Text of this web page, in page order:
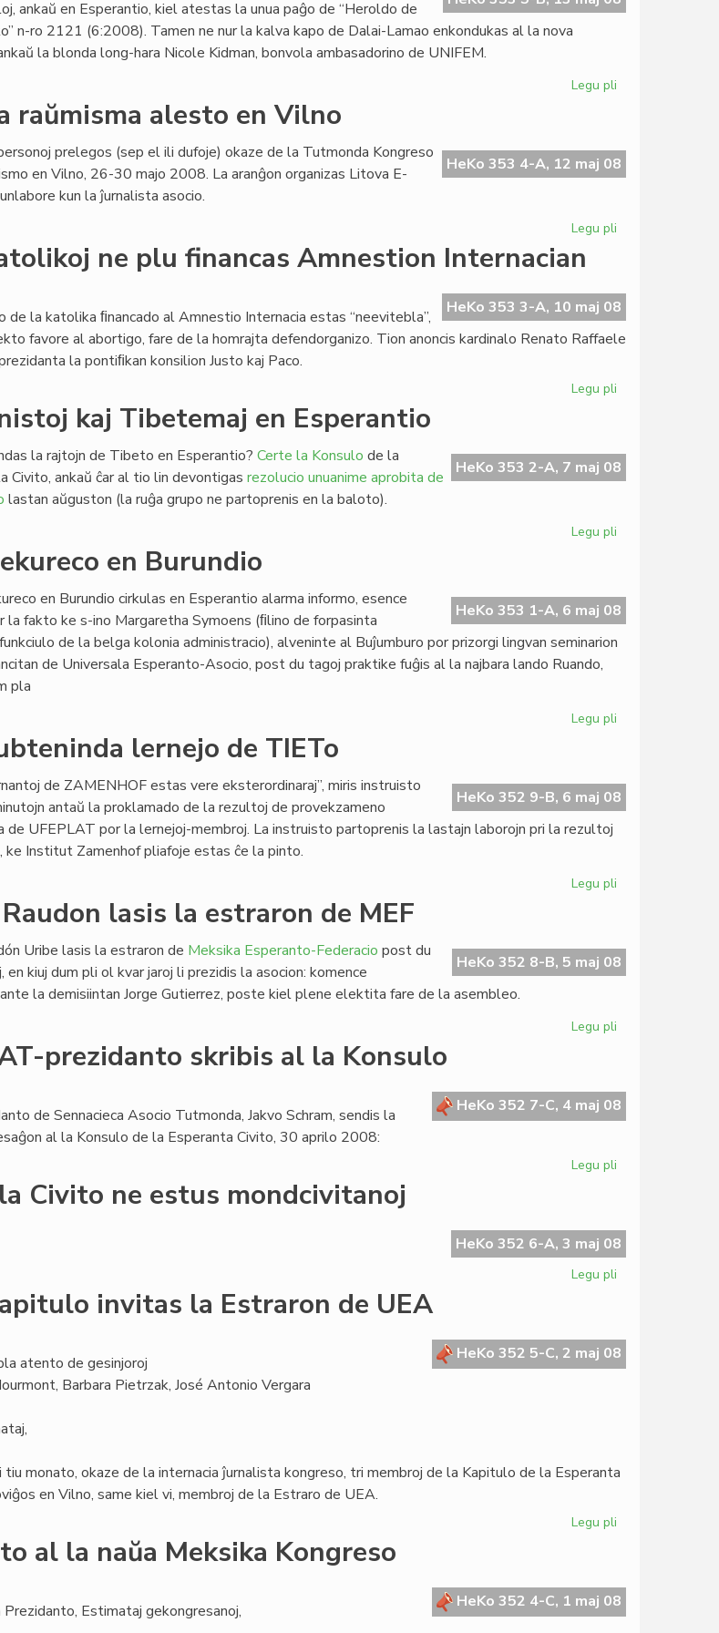
ankaŭ en Esperantio, kiel atestas la unua paĝo de “Heroldo de
n-ro 2121 (6:2008). Tamen ne nur la kalva kapo de Dalai-Lamao enkondukas al la nova
la blonda long-hara Nicole Kidman, bonvola ambasadorino de UNIFEM.
Legu pli
2008
de
raŭmisma alesto en Vilno
HeKo 353 4-A, 12 maj 08
prelegos (sep el ili dufoje) okaze de la Tutmonda Kongreso
en Vilno, 26-30 majo 2008. La aranĝon organizas Litova E-
kun la ĵurnalista asocio.
Legu pli
en
Vilno
ne plu financas Amnestion Internacian
HeKo 353 3-A, 10 maj 08
de la katolika ﬁnancado al Amnestio Internacia estas “neevitebla”,
favore al abortigo, fare de la homrajta defendorganizo. Tion anoncis kardinalo Renato Raffaele
la pontiﬁkan konsilion Justo kaj Paco.
Legu pli
plu
financas
kaj Tibetemaj en Esperantio
HeKo 353 2-A, 7 maj 08
la rajtojn de Tibeto en Esperantio? Certe la Konsulo de la
Civito, ankaŭ ĉar al tio lin devontigas rezolucio unuanime aprobita de
lastan aŭguston (la ruĝa grupo ne partoprenis en la baloto).
Legu pli
en
Esperantio
en Burundio
HeKo 353 1-A, 6 maj 08
en Burundio cirkulas en Esperantio alarma informo, esence
la fakto ke s-ino Margaretha Symoens (ﬁlino de forpasinta
de la belga kolonia administracio), alveninte al Buĵumburo por prizorgi lingvan seminarion
de Universala Esperanto-Asocio, post du tagoj praktike fuĝis al la najbara lando Ruando,
pla
Legu pli
Burundio
lernejo de TIETo
HeKo 352 9-B, 6 maj 08
de ZAMENHOF estas vere eksterordinaraj”, miris instruisto
antaŭ la proklamado de la rezultoj de provekzameno
de UFEPLAT por la lernejoj-membroj. La instruisto partoprenis la lastajn laborojn pri la rezultoj
ke Institut Zamenhof pliafoje estas ĉe la pinto.
Legu pli
de
TIETo
lasis la estraron de MEF
HeKo 352 8-B, 5 maj 08
Uribe lasis la estraron de Meksika Esperanto-Federacio post du
en kiuj dum pli ol kvar jaroj li prezidis la asocion: komence
la demisiintan Jorge Gutierrez, poste kiel plene elektita fare de la asembleo.
Legu pli
la
estraron
prezidanto skribis al la Konsulo
HeKo 352 7-C, 4 maj 08
de Sennacieca Asocio Tutmonda, Jakvo Schram, sendis la
al la Konsulo de la Esperanta Civito, 30 aprilo 2008:
Legu pli
skribis
al
Civito ne estus mondcivitanoj
HeKo 352 6-A, 3 maj 08
Legu pli
ne
estus
invitas la Estraron de UEA
HeKo 352 5-C, 2 maj 08
atento de gesinjoroj
Barbara Pietrzak, José Antonio Vergara
tiu monato, okaze de la internacia ĵurnalista kongreso, tri membroj de la Kapitulo de la Esperanta
en Vilno, same kiel vi, membroj de la Estraro de UEA.
Legu pli
la
Estraron
al la naŭa Meksika Kongreso
HeKo 352 4-C, 1 maj 08
Estimataj gekongresanoj,